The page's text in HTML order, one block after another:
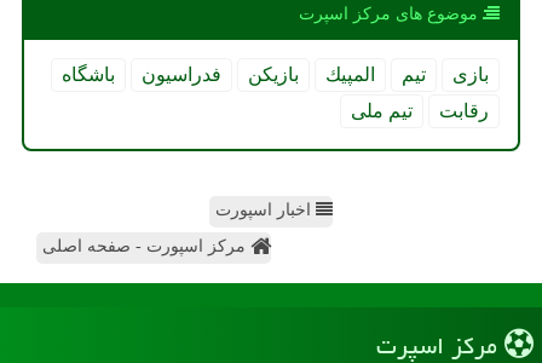
موضوع های مركز اسپرت
بازی تیم المپیك بازیكن فدراسیون
باشگاه
رقابت
تیم ملی
اخبار اسپورت
مرکز اسپورت - صفحه اصلی
مركز اسپرت